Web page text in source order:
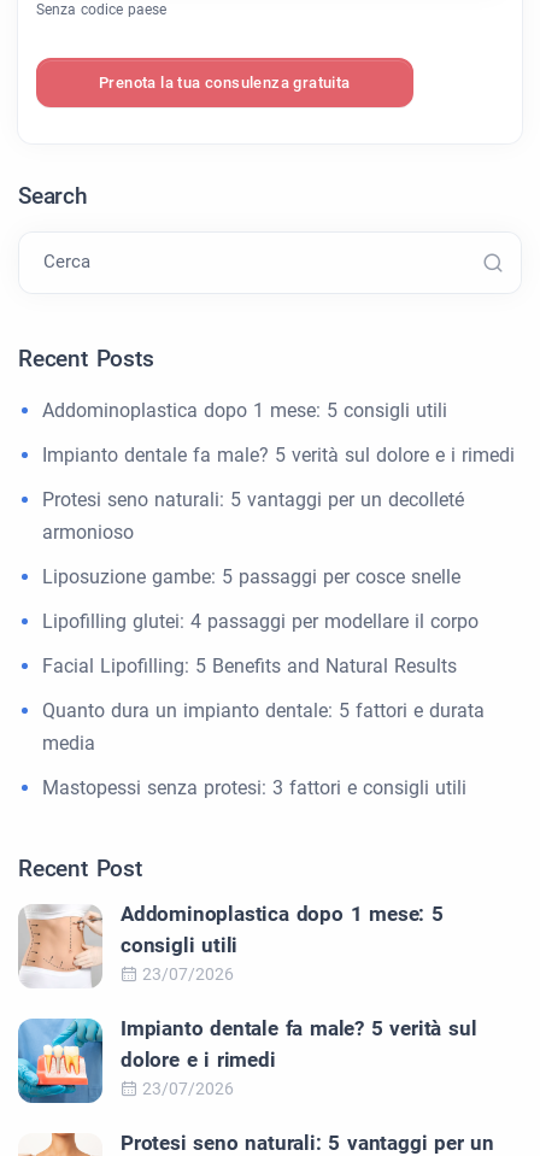
Senza codice paese
Prenota la tua consulenza gratuita
Search
Cerca
Recent Posts
Addominoplastica dopo 1 mese: 5 consigli utili
Impianto dentale fa male? 5 verità sul dolore e i rimedi
Protesi seno naturali: 5 vantaggi per un decolleté
armonioso
Liposuzione gambe: 5 passaggi per cosce snelle
Lipofilling glutei: 4 passaggi per modellare il corpo
Facial Lipofilling: 5 Benefits and Natural Results
Quanto dura un impianto dentale: 5 fattori e durata
media
Mastopessi senza protesi: 3 fattori e consigli utili
Recent Post
Addominoplastica dopo 1 mese: 5
consigli utili
23/07/2026
Impianto dentale fa male? 5 verità sul
dolore e i rimedi
23/07/2026
Protesi seno naturali: 5 vantaggi per un